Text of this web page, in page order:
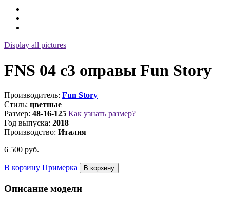
Display all pictures
FNS 04 c3 оправы Fun Story
Производитель: Fun Story
Стиль: цветные
Размер: 48-16-125 Как узнать размер?
Год выпуска: 2018
Производство: Италия
6 500 руб.
В корзину Примерка
Описание модели